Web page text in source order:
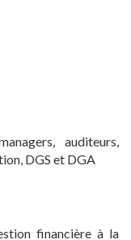
auditeurs,
DGS et DGA
financière à la